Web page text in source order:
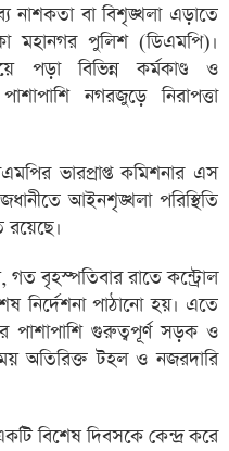
নাশকতা বা বিশৃঙ্খলা এড়াতে
মহানগর পুলিশ (ডিএমপি)।
পড়া বিভিন্ন কর্মকাণ্ড ও
নগরজুড়ে নিরাপত্তা
ভারপ্রাপ্ত কমিশনার এস
আইনশৃঙ্খলা পরিস্থিতি
রয়েছে।
গত বৃহস্পতিবার রাতে কন্ট্রোল
নির্দেশনা পাঠানো হয়। এতে
পাশাপাশি গুরুত্বপূর্ণ সড়ক ও
অতিরিক্ত টহল ও নজরদারি
বিশেষ দিবসকে কেন্দ্র করে